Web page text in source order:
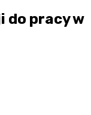
do pracy w